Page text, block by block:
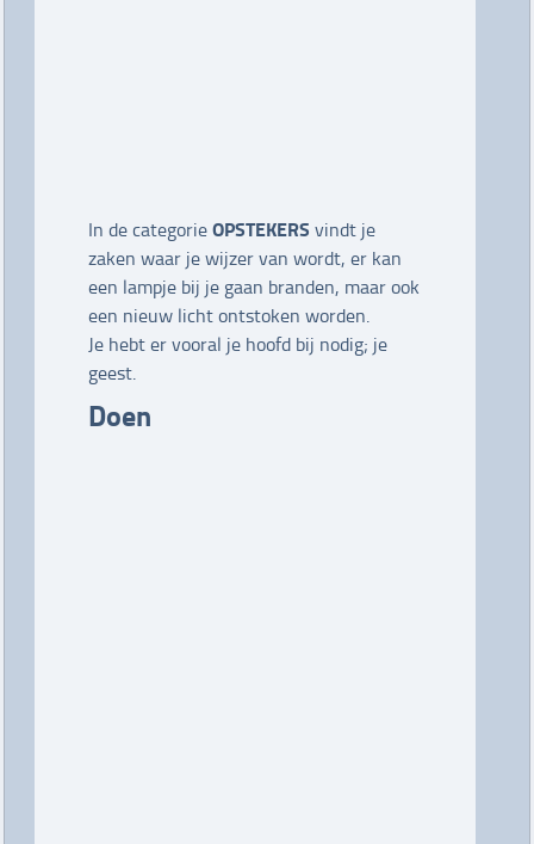
In de categorieOPSTEKERS vindt je
zaken waar je wijzer van wordt, er kan
een lampje bij je gaan branden, maar ook
een nieuw licht ontstoken worden.
Je hebt er vooral je hoofd bij nodig; je
geest.
Doen